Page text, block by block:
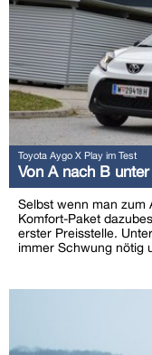
Toyota Aygo X Play im Test
Von A nach B
Selbst wenn man zum
Komfort-Paket
erster Preisstelle.
immer Schwung nötig